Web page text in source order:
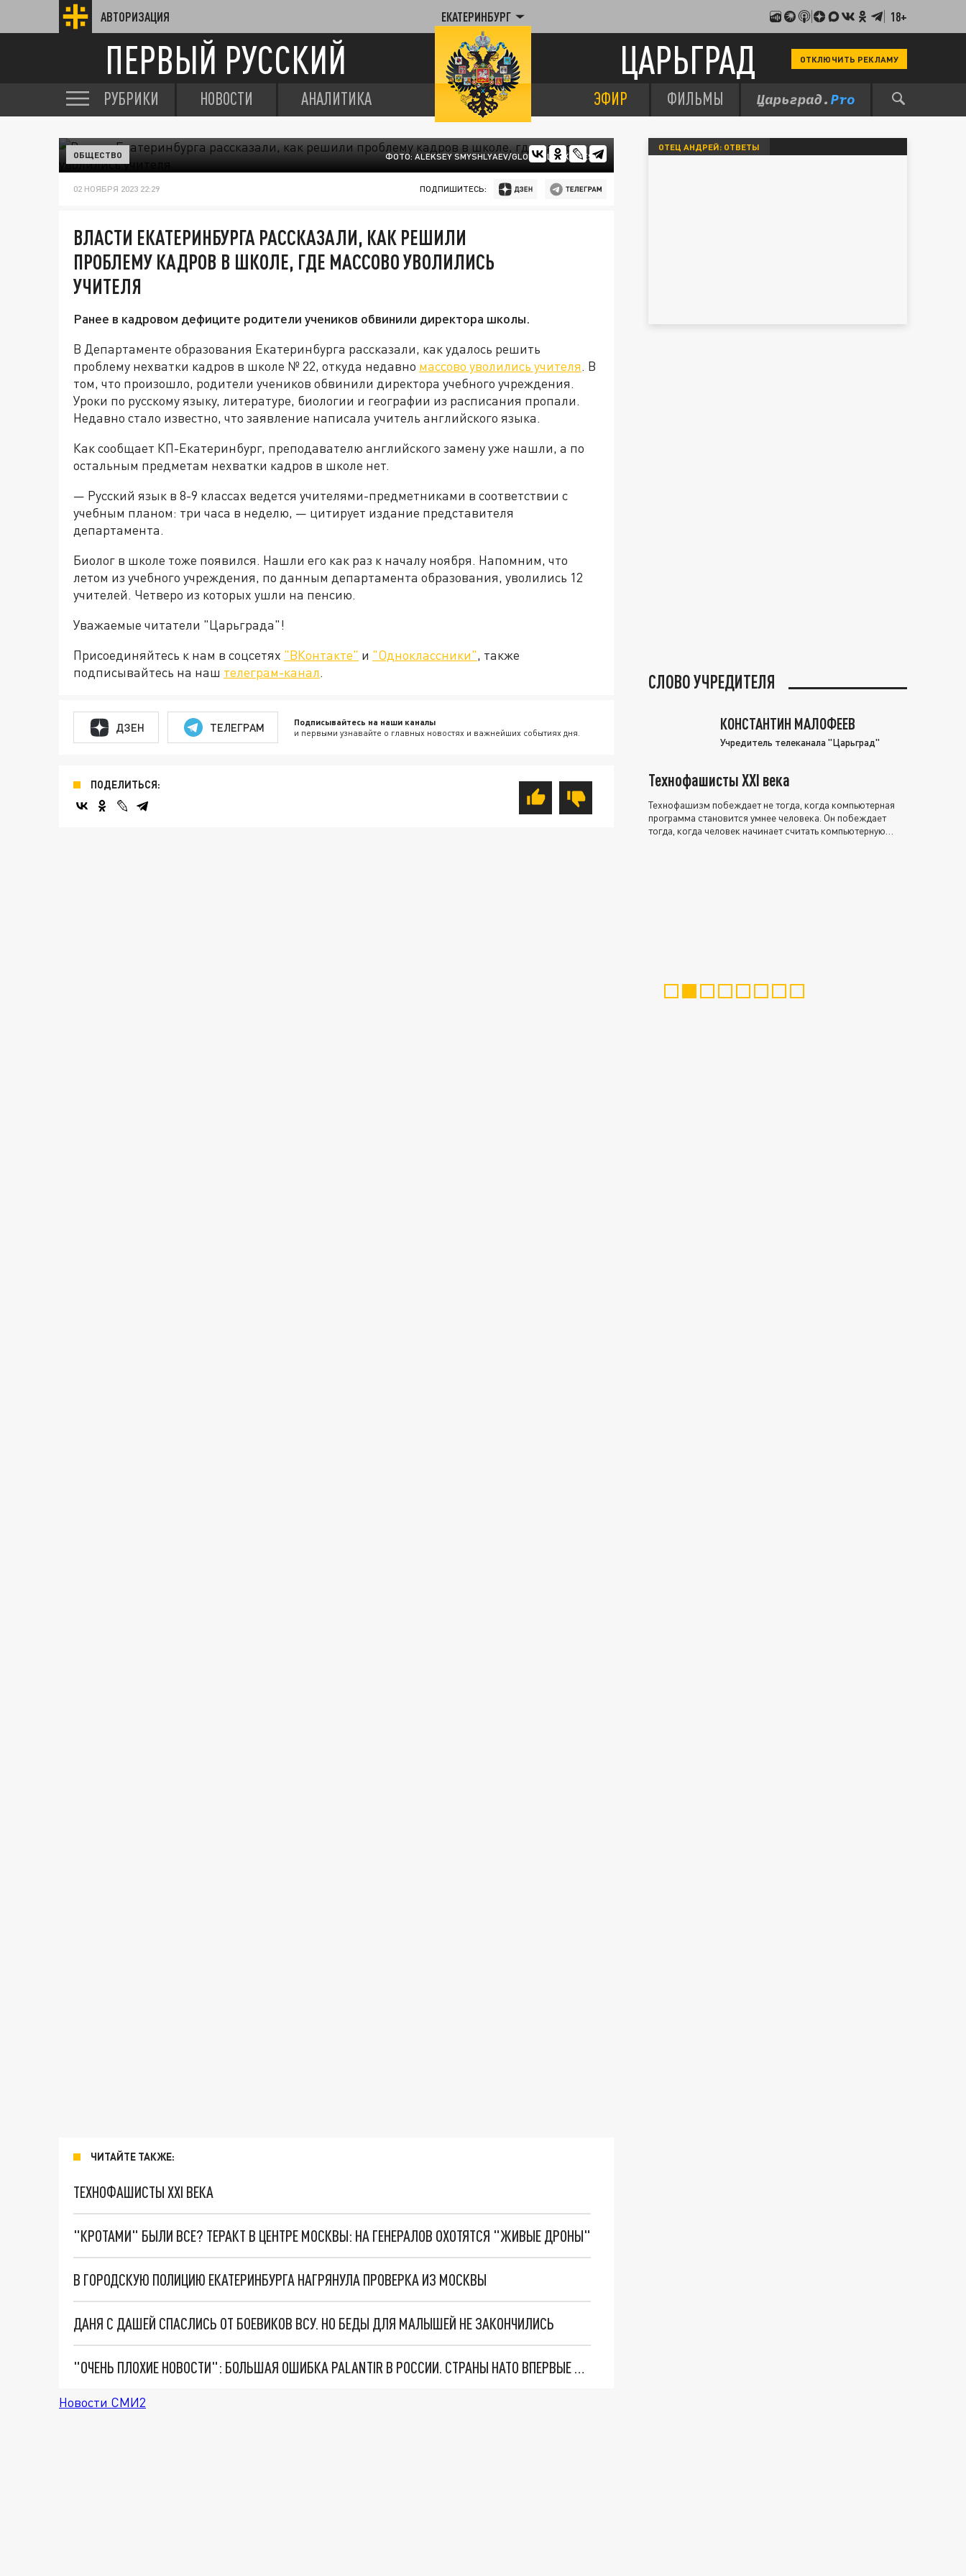
АВТОРИЗАЦИЯ ЕКАТЕРИНБУРГ 18+
ПЕРВЫЙ РУССКИЙ ЦАРЬГРАД ОТКЛЮЧИТЬ РЕКЛАМУ
РУБРИКИ НОВОСТИ АНАЛИТИКА ЭФИР ФИЛЬМЫ
ФОТО: ALEKSEY SMYSHLYAEV/GLOBAL LOOK PRESS
ОБЩЕСТВО
02 НОЯБРЯ 2023 22:29 ПОДПИШИТЕСЬ:
ВЛАСТИ ЕКАТЕРИНБУРГА РАССКАЗАЛИ, КАК РЕШИЛИ
ПРОБЛЕМУ КАДРОВ В ШКОЛЕ, ГДЕ МАССОВО УВОЛИЛИСЬ
УЧИТЕЛЯ
Ранее в кадровом дефиците родители учеников обвинили директора школы.
В Департаменте образования Екатеринбурга рассказали, как удалось решить
проблему нехватки кадров в школе № 22, откуда недавно массово уволились учителя. В
том, что произошло, родители учеников обвинили директора учебного учреждения.
Уроки по русскому языку, литературе, биологии и географии из расписания пропали.
Недавно стало известно, что заявление написала учитель английского языка.
Как сообщает КП-Екатеринбург, преподавателю английского замену уже нашли, а по
остальным предметам нехватки кадров в школе нет.
— Русский язык в 8-9 классах ведется учителями-предметниками в соответствии с
учебным планом: три часа в неделю, — цитирует издание представителя
департамента.
Биолог в школе тоже появился. Нашли его как раз к началу ноября. Напомним, что
летом из учебного учреждения, по данным департамента образования, уволились 12
учителей. Четверо из которых ушли на пенсию.
Уважаемые читатели "Царьграда"!
Присоединяйтесь к нам в соцсетях "ВКонтакте" и "Одноклассники", также
подписывайтесь на наш телеграм-канал.
ДЗЕН ТЕЛЕГРАМ Подписывайтесь на наши каналы
и первыми узнавайте о главных новостях и важнейших событиях дня.
ПОДЕЛИТЬСЯ:
ЧИТАЙТЕ ТАКЖЕ:
ТЕХНОФАШИСТЫ XXI ВЕКА
"КРОТАМИ" БЫЛИ ВСЕ? ТЕРАКТ В ЦЕНТРЕ МОСКВЫ: НА ГЕНЕРАЛОВ ОХОТЯТСЯ "ЖИВЫЕ ДРОНЫ"
В ГОРОДСКУЮ ПОЛИЦИЮ ЕКАТЕРИНБУРГА НАГРЯНУЛА ПРОВЕРКА ИЗ МОСКВЫ
ДАНЯ С ДАШЕЙ СПАСЛИСЬ ОТ БОЕВИКОВ ВСУ. НО БЕДЫ ДЛЯ МАЛЫШЕЙ НЕ ЗАКОНЧИЛИСЬ
"ОЧЕНЬ ПЛОХИЕ НОВОСТИ": БОЛЬШАЯ ОШИБКА PALANTIR В РОССИИ. СТРАНЫ НАТО ВПЕРВЫЕ ЗА СВО ОСТАНОВИЛИ ПОСТАВКИ ОРУЖИЯ. ВСУ ТЕРЯЮТ ПРИГРАНИЧЬЕ?
Новости СМИ2
ОТЕЦ АНДРЕЙ: ОТВЕТЫ
СЛОВО УЧРЕДИТЕЛЯ
КОНСТАНТИН МАЛОФЕЕВ
Учредитель телеканала "Царьград"
Технофашисты XXI века
Технофашизм побеждает не тогда, когда компьютерная
программа становится умнее человека. Он побеждает
тогда, когда человек начинает считать компьютерную